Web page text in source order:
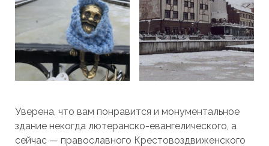
Уверена, что вам понравится и монументальное
здание некогда лютеранско-евангелического, а
сейчас — православного Крестовоздвиженского